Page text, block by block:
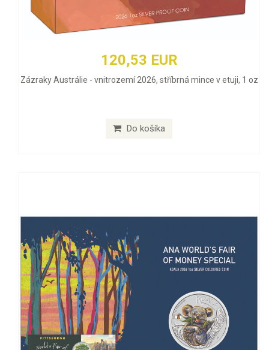
120,53 EUR
Zázraky Austrálie - vnitrozemí 2026, stříbrná mince v etuji, 1 oz
Do košíka